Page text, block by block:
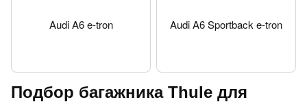
Подбор багажника Thule для
Audi A6 e-tron Audi A6 Sportback e-tron